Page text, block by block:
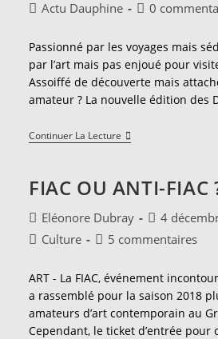
PostActu Dauphine
Commentaires
publication :
0
Passionné par les voyages mais
par l’art mais pas enjoué pour
Assoiffé de découverte mais
amateur ? La nouvelle édition des
Continuer La LectureDauphine
Art
FIAC OU ANTI-FIAC
Auteur/autrice
de
Eléonore Dubray
Publication
publiée :
4
PostCulture
Commentaires
la
publication :
5 commentaires
ART - La FIAC, événement
a rassemblé pour la saison 2018
amateurs d’art contemporain au
Cependant, le ticket d’entrée pour